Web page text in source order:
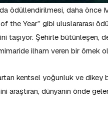
ödüllendirilmesi, daha önce
the Year” gibi uluslararası
taşıyor. Şehirle bütünleşen,
ilham veren bir örnek
kentsel yoğunluk ve dikey
araştıran, dünyanın önde